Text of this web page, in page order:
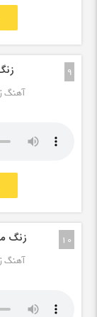
9
آهنگ
10 زنگ
آهنگ